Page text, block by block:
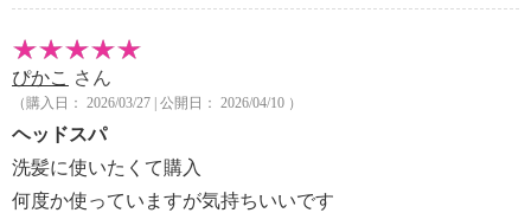
ぴかこ さん
（購入日： 2026/03/27 | 公開日： 2026/04/10 ）
ヘッドスパ
洗髪に使いたくて購入
何度か使っていますが気持ちいいです